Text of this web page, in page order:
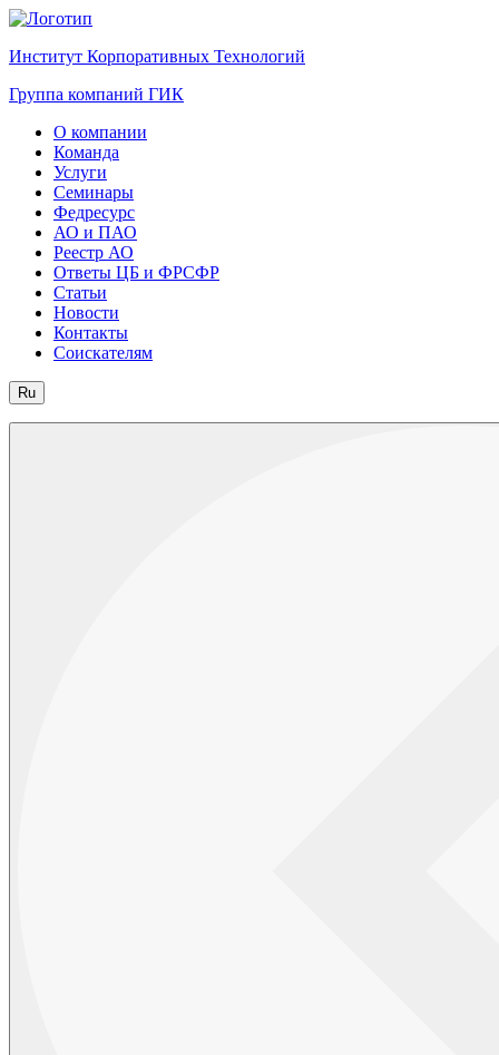
Институт Корпоративных Технологий
Группа компаний ГИК
О компании
Команда
Услуги
Семинары
Федресурс
АО и ПАО
Реестр АО
Ответы ЦБ и ФРСФР
Статьи
Новости
Контакты
Соискателям
Ru